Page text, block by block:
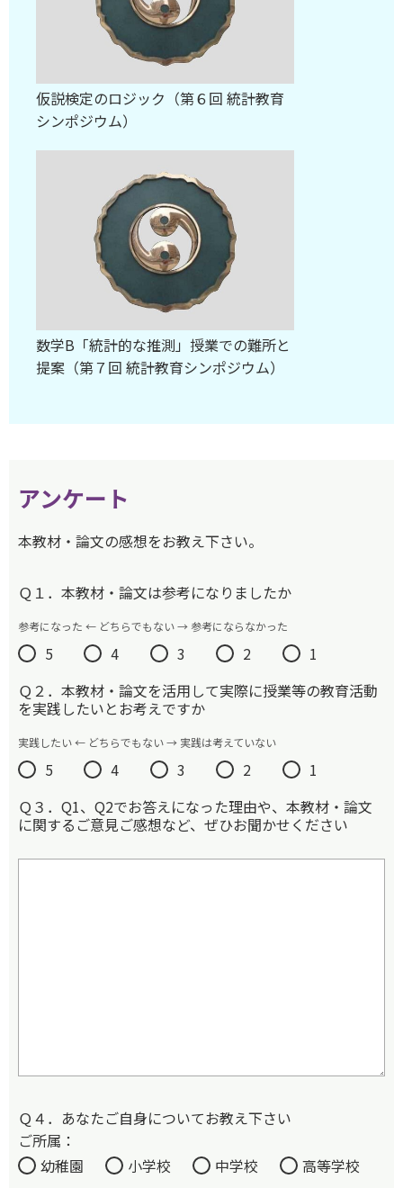
仮説検定のロジック（第６回 統計教育
シンポジウム）
数学B「統計的な推測」授業での難所と
提案（第７回 統計教育シンポジウム）
アンケート
本教材・論文の感想をお教え下さい。
Ｑ１．本教材・論文は参考になりましたか
参考になった ← どちらでもない → 参考にならなかった
5 4 3 2
1
Ｑ２．本教材・論文を活用して実際に授業等の教育活動
を実践したいとお考えですか
実践したい ← どちらでもない → 実践は考えていない
5 4 3 2
1
Ｑ３．Q1、Q2でお答えになった理由や、本教材・論文
に関するご意見ご感想など、ぜひお聞かせください
Ｑ４．あなたご自身についてお教え下さい
ご所属：
幼稚園
小学校 中学校
高等学校